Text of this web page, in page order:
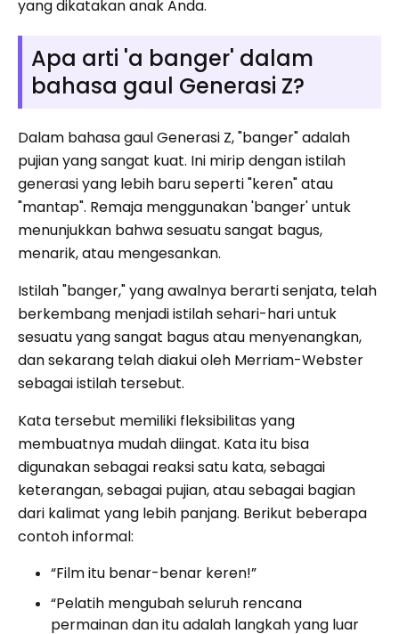
yang dikatakan anak Anda.
Apa arti 'a banger' dalam
bahasa gaul Generasi Z?
Dalam bahasa gaul Generasi Z, "banger" adalah
pujian yang sangat kuat. Ini mirip dengan istilah
generasi yang lebih baru seperti "keren" atau
"mantap". Remaja menggunakan 'banger' untuk
menunjukkan bahwa sesuatu sangat bagus,
menarik, atau mengesankan.
Istilah "banger," yang awalnya berarti senjata, telah
berkembang menjadi istilah sehari-hari untuk
sesuatu yang sangat bagus atau menyenangkan,
dan sekarang telah diakui oleh Merriam-Webster
sebagai istilah tersebut.
Kata tersebut memiliki fleksibilitas yang
membuatnya mudah diingat. Kata itu bisa
digunakan sebagai reaksi satu kata, sebagai
keterangan, sebagai pujian, atau sebagai bagian
dari kalimat yang lebih panjang. Berikut beberapa
contoh informal:
“Film itu benar-benar keren!”
“Pelatih mengubah seluruh rencana
permainan dan itu adalah langkah yang luar